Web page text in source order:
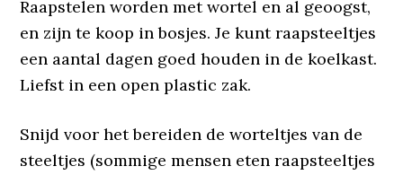
Raapstelen worden met wortel en al geoogst,
en zijn te koop in bosjes. Je kunt raapsteeltjes
een aantal dagen goed houden in de koelkast.
Liefst in een open plastic zak.
Snijd voor het bereiden de worteltjes van de
steeltjes (sommige mensen eten raapsteeltjes